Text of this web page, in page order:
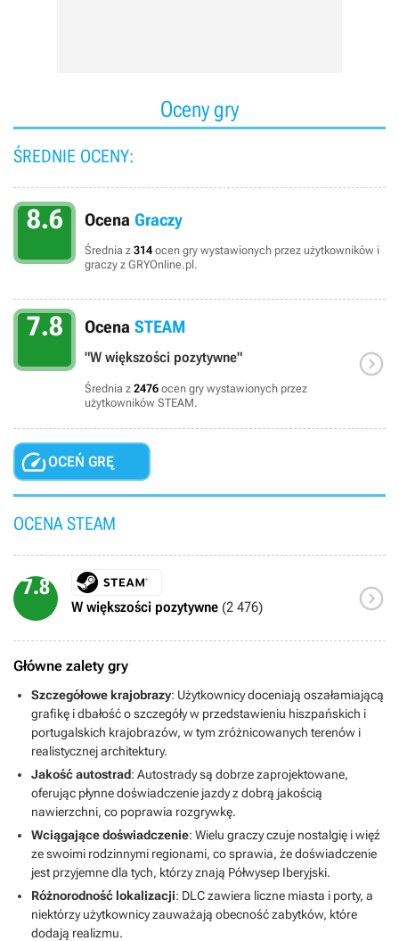
Oceny gry
ŚREDNIE OCENY:
8.6 Ocena Graczy
Średnia z 314 ocen gry wystawionych przez użytkowników i
graczy z GRYOnline.pl.
7.8 Ocena STEAM
"W większości pozytywne"
Średnia z 2476 ocen gry wystawionych przez
użytkowników STEAM.

OCEŃ GRĘ
OCENA STEAM
7.8
W większości pozytywne (2 476) 
Główne zalety gry
Szczegółowe krajobrazy: Użytkownicy doceniają oszałamiającą
grafikę i dbałość o szczegóły w przedstawieniu hiszpańskich i
portugalskich krajobrazów, w tym zróżnicowanych terenów i
realistycznej architektury.
Jakość autostrad: Autostrady są dobrze zaprojektowane,
oferując płynne doświadczenie jazdy z dobrą jakością
nawierzchni, co poprawia rozgrywkę.
Wciągające doświadczenie: Wielu graczy czuje nostalgię i więź
ze swoimi rodzinnymi regionami, co sprawia, że doświadczenie
jest przyjemne dla tych, którzy znają Półwysep Iberyjski.
Różnorodność lokalizacji: DLC zawiera liczne miasta i porty, a
niektórzy użytkownicy zauważają obecność zabytków, które
dodają realizmu.